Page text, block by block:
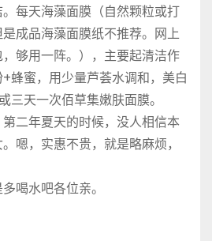
每天海藻面膜（自然颗粒或打
成品海藻面膜纸不推荐。网上
够用一阵。），主要起清洁作
蜂蜜，用少量芦荟水调和，美白
三天一次佰草集嫩肤面膜。
二年夏天的时候，没人相信本
嗯，实惠不贵，就是略麻烦，
喝水吧各位亲。